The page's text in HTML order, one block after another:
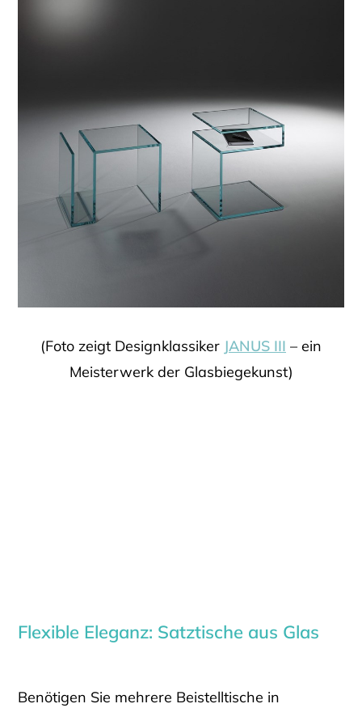
(Foto zeigt Designklassiker JANUS III – ein
Meisterwerk der Glasbiegekunst)
Flexible Eleganz: Satztische aus Glas
Benötigen Sie mehrere Beistelltische in